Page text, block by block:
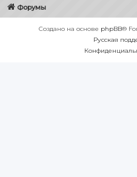
Форумы
Создано на основе phpBB®
Русская